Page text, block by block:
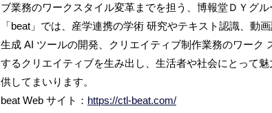
ブ業務のワークスタイル変⾰までを担う、博報堂ＤＹグル
「beat」では、産学連携の学術 研究やテキスト認識、動
⽣成 AI ツールの開発、クリエイティブ制作業務のワーク
するクリエイティブを⽣み出し、⽣活者や社会にとって
供してまいります。
beat Web サイト： https://ctl-beat.com/